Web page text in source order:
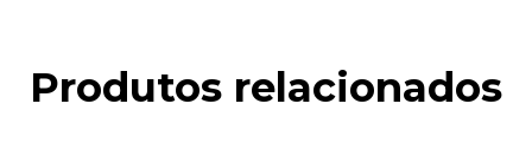
Produtos relacionados